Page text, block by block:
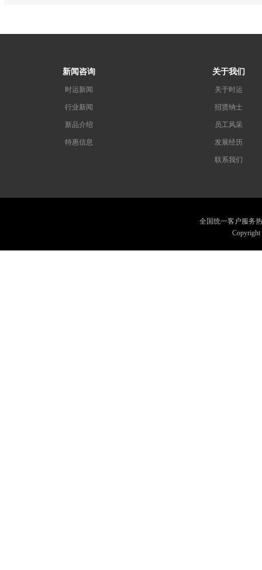
新闻咨询
时运新闻
行业新闻
新品介绍
特惠信息
关于我们
关于时运
招贤纳士
员工风采
发展经历
联系我们
全国统一客户服务